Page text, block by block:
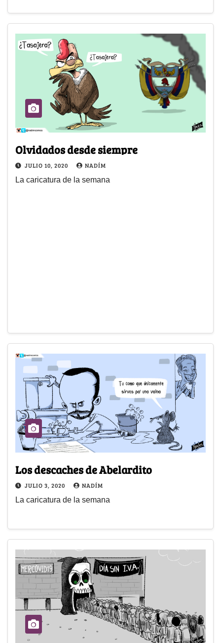
Olvidados desde siempre
JULIO 10, 2020 NADÍM
La caricatura de la semana
Los descaches de Abelardito
JULIO 3, 2020 NADÍM
La caricatura de la semana